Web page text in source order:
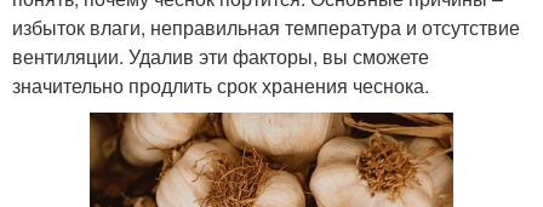
избыток влаги, неправильная температура и отсутствие
вентиляции. Удалив эти факторы, вы сможете
значительно продлить срок хранения чеснока.